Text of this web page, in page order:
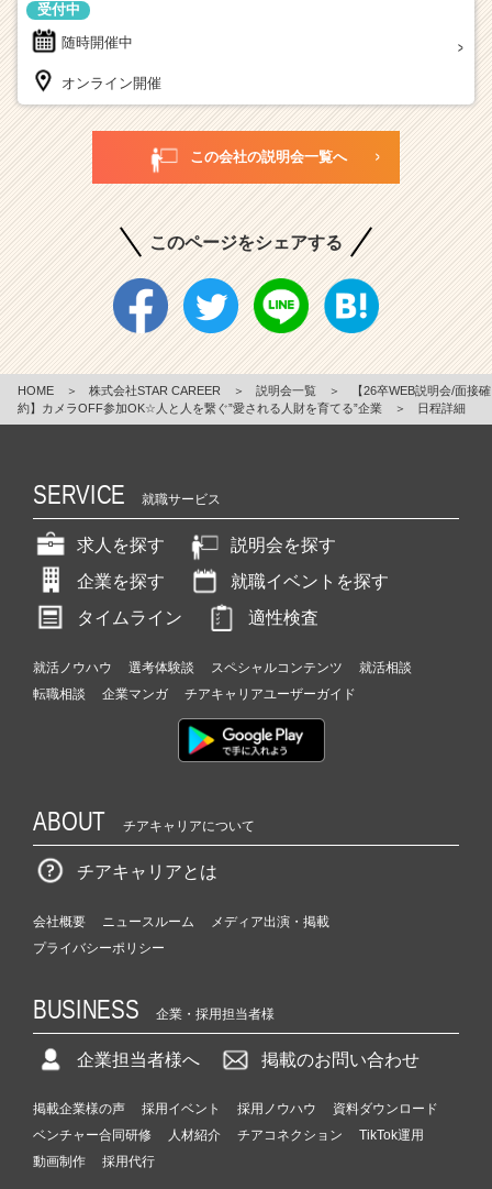
随時開催中
受付中
オンライン開催
この会社の説明会一覧へ
このページをシェアする
HOME ＞ 株式会社STAR CAREER ＞ 説明会一覧 ＞
【26卒WEB説明会/面接確
約】カメラOFF参加OK☆人と人を繋ぐ”愛される人財を育てる”企業
＞ 日程詳細
SERVICE 就職サービス
求人を探す
説明会を探す
企業を探す
就職イベントを探す
タイムライン
適性検査
就活ノウハウ 選考体験談 スペシャルコンテンツ
就活相談
転職相談
企業マンガ チアキャリアユーザーガイド
ABOUT チアキャリアについて
チアキャリアとは
会社概要 ニュースルーム
メディア出演・掲載
プライバシーポリシー
BUSINESS 企業・採用担当者様
企業担当者様へ 掲載のお問い合わせ
掲載企業様の声 採用イベント 採用ノウハウ
資料ダウンロード
ベンチャー合同研修
人材紹介 チアコネクション
TikTok運用
動画制作
採用代行